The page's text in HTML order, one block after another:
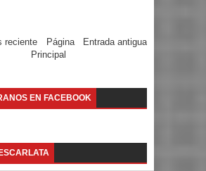
reciente Entrada antigua
Página
Principal
EN FACEBOOK